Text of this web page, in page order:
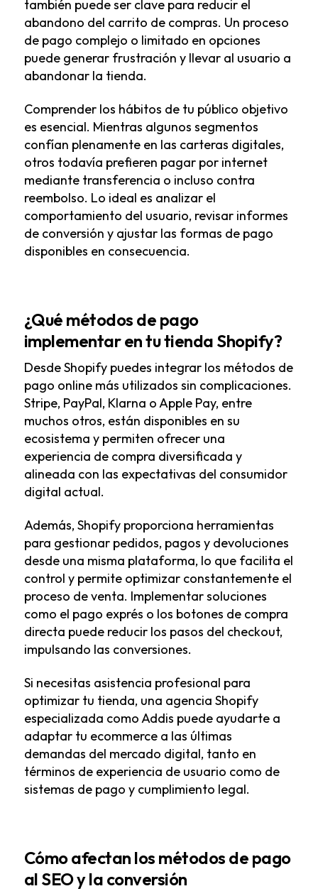
también puede ser clave para reducir el
abandono del carrito de compras. Un proceso
de pago complejo o limitado en opciones
puede generar frustración y llevar al usuario a
abandonar la tienda.
Comprender los hábitos de tu público objetivo
es esencial. Mientras algunos segmentos
confían plenamente en las carteras digitales,
otros todavía prefieren pagar por internet
mediante transferencia o incluso contra
reembolso. Lo ideal es analizar el
comportamiento del usuario, revisar informes
de conversión y ajustar las formas de pago
disponibles en consecuencia.
¿Qué métodos de pago
implementar en tu tienda Shopify?
Desde Shopify puedes integrar los métodos de
pago online más utilizados sin complicaciones.
Stripe, PayPal, Klarna o Apple Pay, entre
muchos otros, están disponibles en su
ecosistema y permiten ofrecer una
experiencia de compra diversificada y
alineada con las expectativas del consumidor
digital actual.
Además, Shopify proporciona herramientas
para gestionar pedidos, pagos y devoluciones
desde una misma plataforma, lo que facilita el
control y permite optimizar constantemente el
proceso de venta. Implementar soluciones
como el pago exprés o los botones de compra
directa puede reducir los pasos del checkout,
impulsando las conversiones.
Si necesitas asistencia profesional para
optimizar tu tienda, una agencia Shopify
especializada como Addis puede ayudarte a
adaptar tu ecommerce a las últimas
demandas del mercado digital, tanto en
términos de experiencia de usuario como de
sistemas de pago y cumplimiento legal.
Cómo afectan los métodos de pago
al SEO y la conversión